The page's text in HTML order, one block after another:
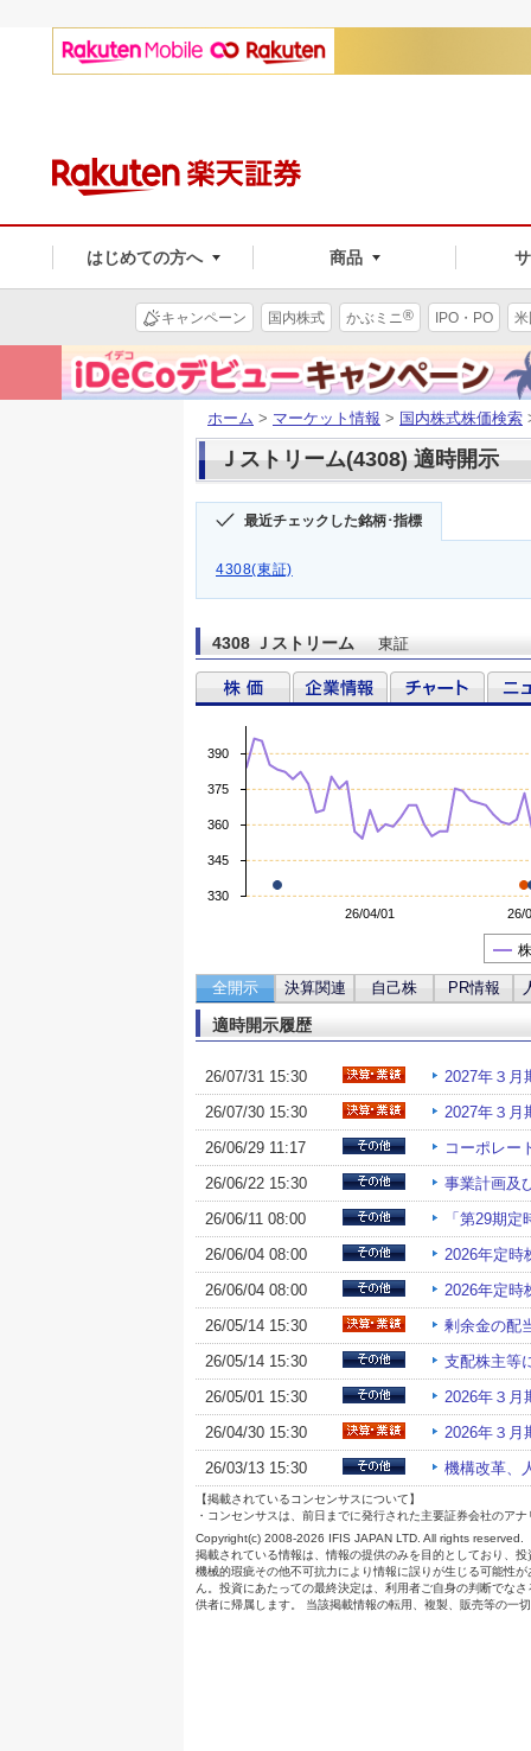
はじめての方へ 商品
キャンペーン 国内株式 かぶミニ® IPO・PO
ホーム > マーケット情報 > 国内株式株価検索
Ｊストリーム(4308) 適時開示
最近チェックした銘柄･指標
4308(東証)
4308 Ｊストリーム 東証